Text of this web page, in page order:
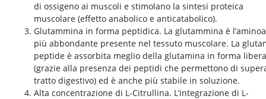
di ossigeno ai muscoli e stimolano la sintesi proteica
muscolare (effetto anabolico e anticatabolico).
Glutammina in forma peptidica. La glutammina è
più abbondante presente nel tessuto muscolare. La
peptide è assorbita meglio della glutamina in forma libera
(grazie alla presenza dei peptidi che permettono di
tratto digestivo) ed è anche più stabile in soluzione.
Alta concentrazione di L-Citrullina. L’integrazione di L-